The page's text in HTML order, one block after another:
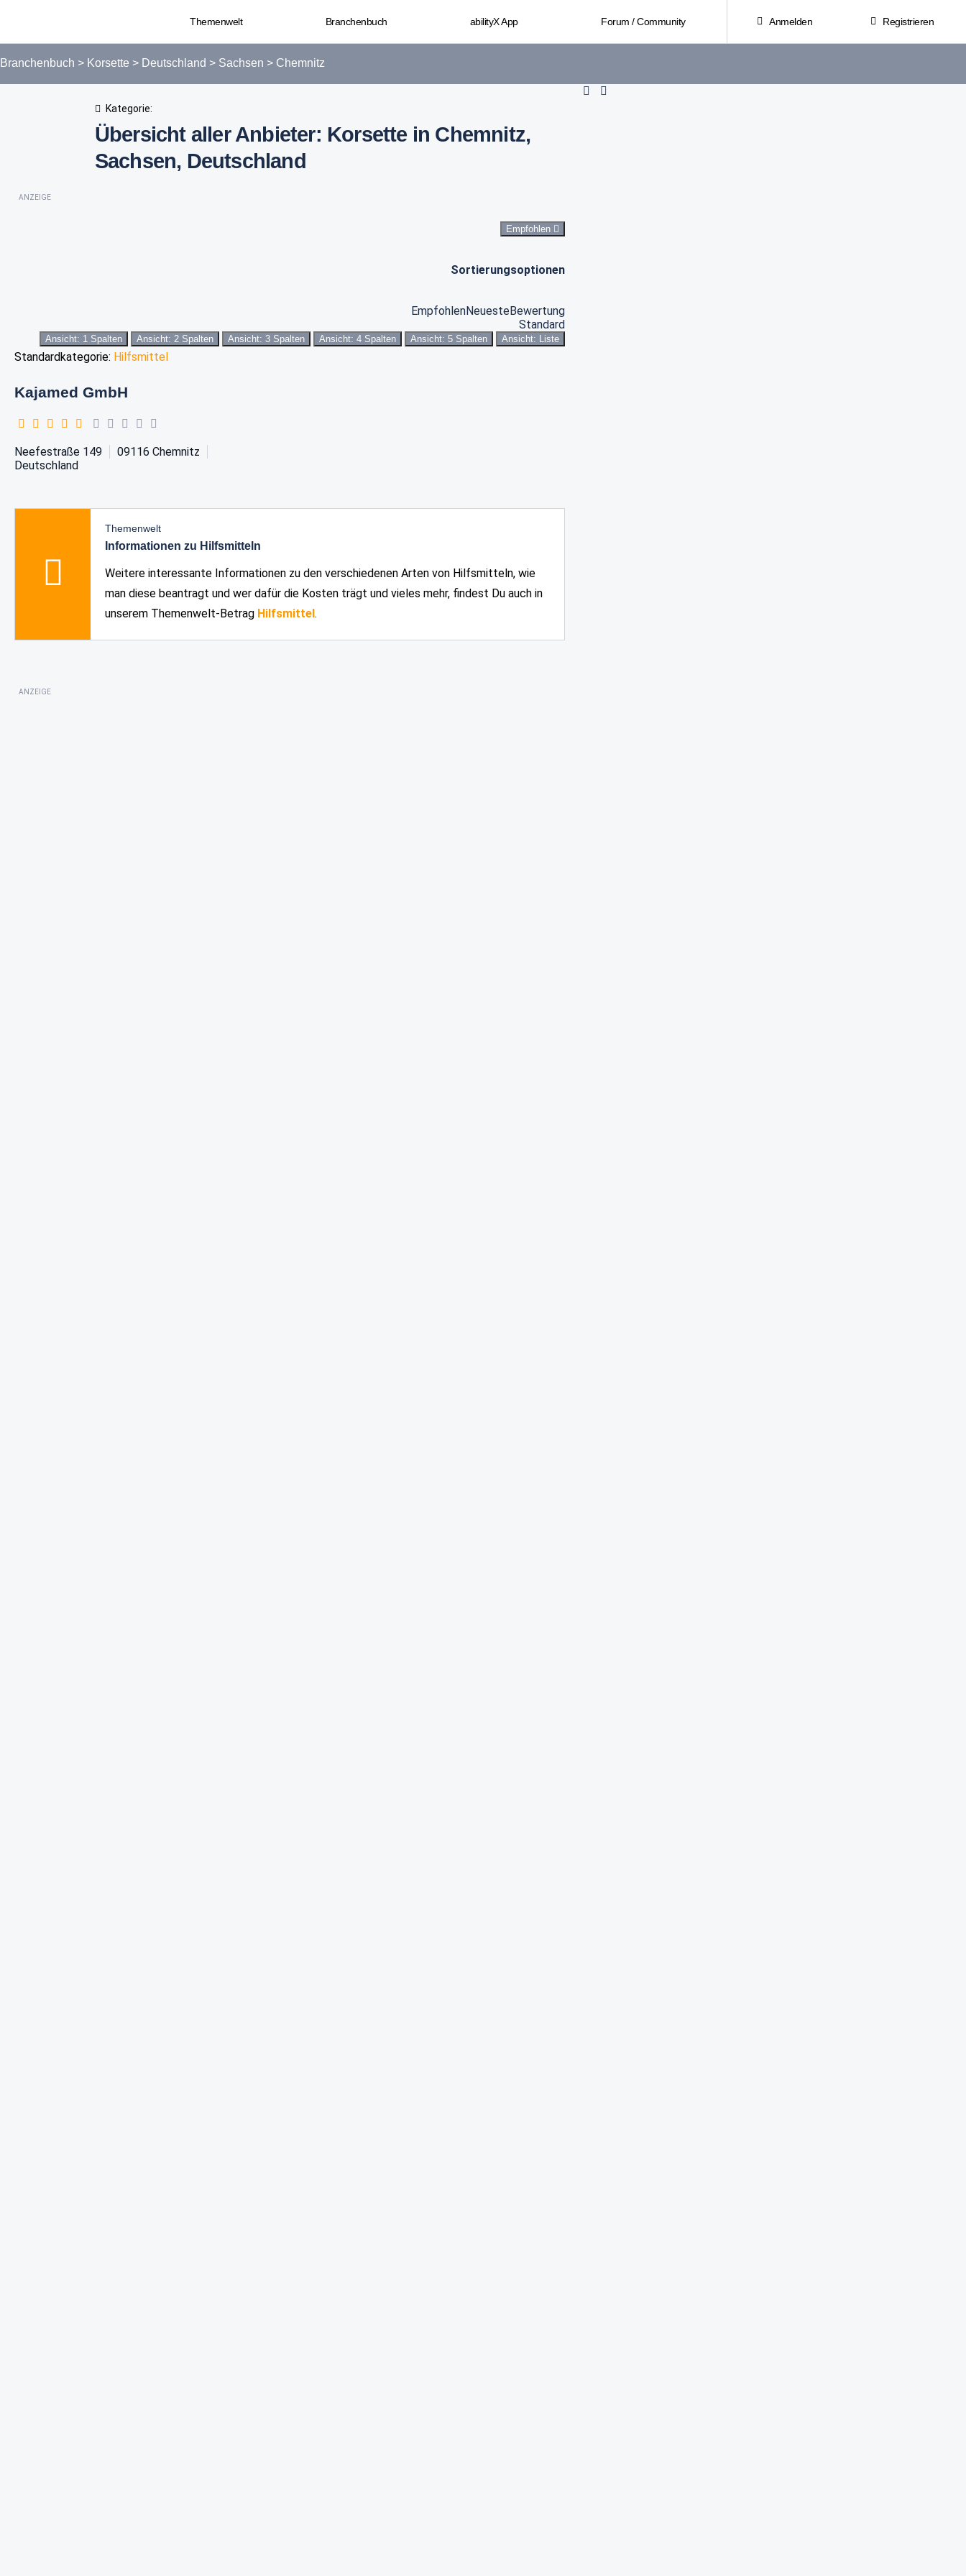
Themenwelt Branchenbuch abilityX App Forum / Community Anmelden Registrieren
Branchenbuch > Korsette > Deutschland > Sachsen > Chemnitz
Kategorie:
Übersicht aller Anbieter: Korsette in Chemnitz,
Sachsen, Deutschland
ANZEIGE
Empfohlen
Sortierungsoptionen
EmpfohlenNeuesteBewertung
Standard
Ansicht: 1 Spalten Ansicht: 2 Spalten Ansicht: 3 Spalten Ansicht: 4 Spalten Ansicht: 5 Spalten Ansicht: Liste
Standardkategorie: Hilfsmittel
Kajamed GmbH
Neefestraße 149 09116 Chemnitz
Deutschland
Themenwelt
Informationen zu Hilfsmitteln
Weitere interessante Informationen zu den verschiedenen Arten von Hilfsmitteln, wie
man diese beantragt und wer dafür die Kosten trägt und vieles mehr, findest Du auch in
unserem Themenwelt-Betrag Hilfsmittel.
ANZEIGE